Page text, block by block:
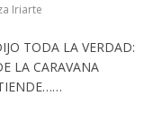
Iriarte
TODA LA VERDAD:
LA CARAVANA